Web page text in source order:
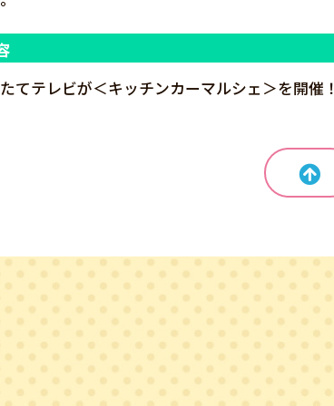
てテレビが＜キッチンカーマルシェ＞を開催！